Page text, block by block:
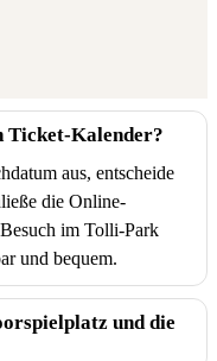
Ticket-Kalender?
aus, entscheide
die Online-
im Tolli-Park
und bequem.
und die